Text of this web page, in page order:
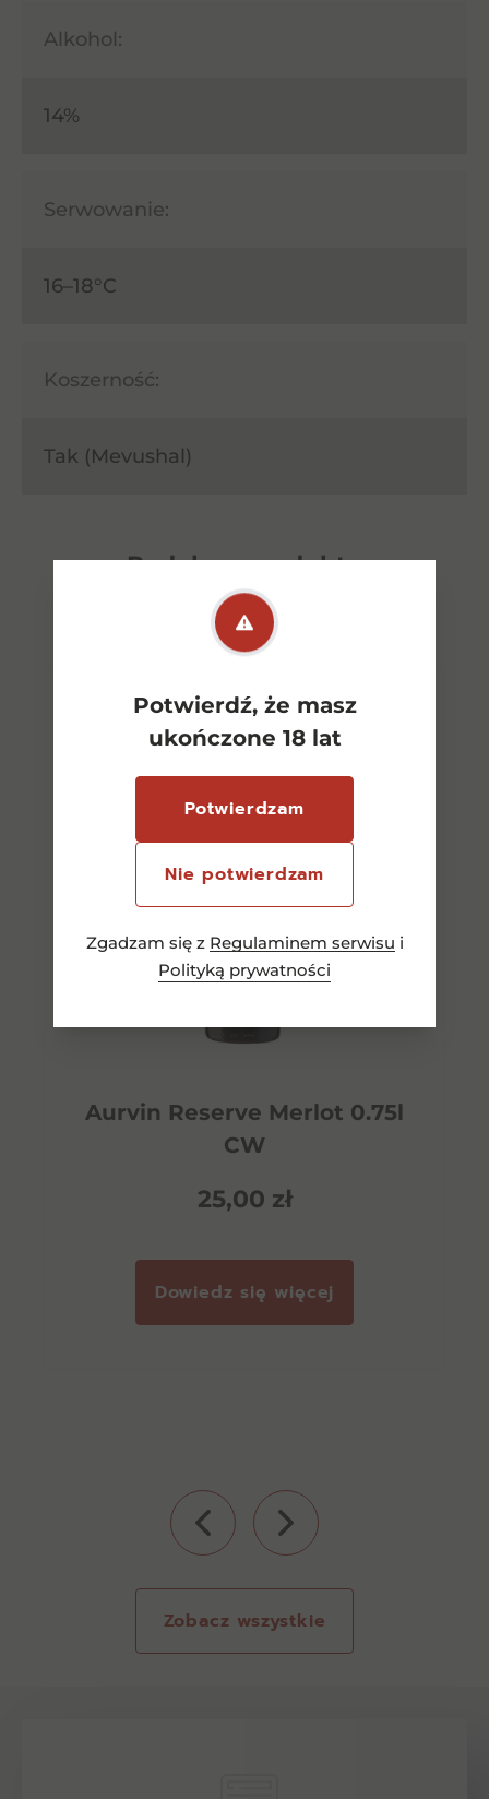
Potwierdź, że masz
ukończone 18 lat
Potwierdzam
Nie potwierdzam
Zgadzam się z Regulaminem serwisu i
Polityką prywatności
Alkohol:
14%
Serwowanie:
16–18°C
Koszerność:
Tak (Mevushal)
Podobneprodukty
Aurvin Reserve Merlot 0.75l
CW
25,00 zł
Dowiedz się więcej
Zobacz wszystkie